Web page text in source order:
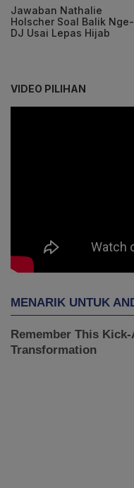
Jawaban Nathalie
Holscher Soal Balik Nge-
DJ Usai Lepas Hijab
VIDEO PILIHAN